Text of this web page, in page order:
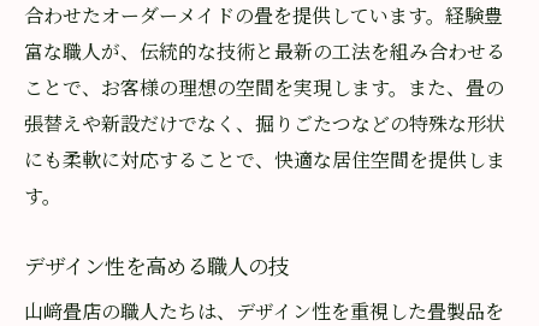
合わせたオーダーメイドの畳を提供しています。経験豊
富な職人が、伝統的な技術と最新の工法を組み合わせる
ことで、お客様の理想の空間を実現します。また、畳の
張替えや新設だけでなく、掘りごたつなどの特殊な形状
にも柔軟に対応することで、快適な居住空間を提供しま
す。
デザイン性を高める職人の技
山﨑畳店の職人たちは、デザイン性を重視した畳製品を